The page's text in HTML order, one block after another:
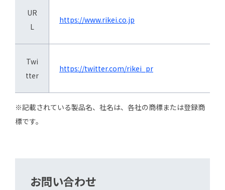
UR
L
https://www.rikei.co.jp
Twi
tter
https://twitter.com/rikei_pr
※記載されている製品名、社名は、各社の商標または登録商
標です。
お問い合わせ